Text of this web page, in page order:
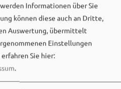
Informationen über Sie
können diese auch an Dritte,
Auswertung, übermittelt
Einstellungen
Sie hier:
.